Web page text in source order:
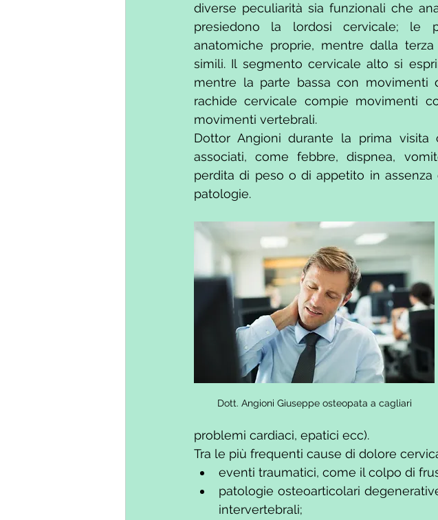
diverse peculiarità sia funzionali che
presiedono la lordosi cervicale; le
anatomiche proprie, mentre dalla
simili. Il segmento cervicale alto si
mentre la parte bassa con movimenti
rachide cervicale compie movimenti
movimenti vertebrali.
Dottor Angioni durante la prima
associati, come febbre, dispnea,
perdita di peso o di appetito in
patologie.
Dott. Angioni Giuseppe osteopata a cagliari
problemi cardiaci, epatici ecc).
Tra le più frequenti cause di dolore
eventi traumatici, come il colpo di
patologie osteoarticolari
intervertebrali;